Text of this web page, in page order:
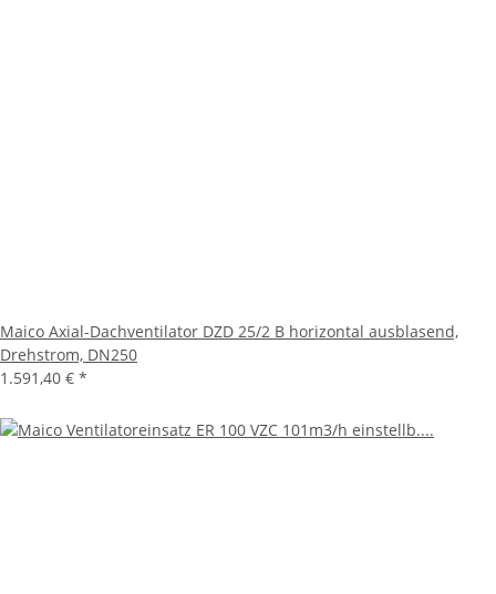
Maico Axial-Dachventilator DZD 25/2 B horizontal ausblasend,
Drehstrom, DN250
1.591,40 € *